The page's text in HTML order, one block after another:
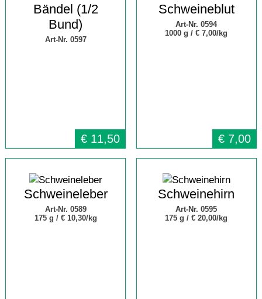
Bändel (1/2
Bund)
Art-Nr. 0597
€ 11,50
Schweineblut
Art-Nr. 0594
1000 g /€ 7,00/kg
€ 7,00
Schweineleber
Art-Nr. 0589
175 g / € 10,30/kg
Schweinehirn
Art-Nr. 0595
175 g /€ 20,00/kg